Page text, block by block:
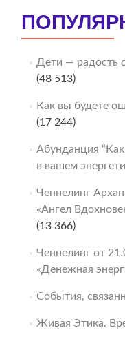
Дети — радость
(48 513)
Как вы будете
(17 244)
Абунданция
в вашем
Ченнелинг
«Ангел
(13 366)
Ченнелинг от
«Денежная
События,
Живая Этика.